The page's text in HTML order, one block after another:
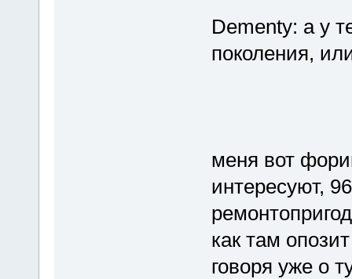
Dementy: а у
поколения,
меня вот
интересуют,
как там
говоря уже о